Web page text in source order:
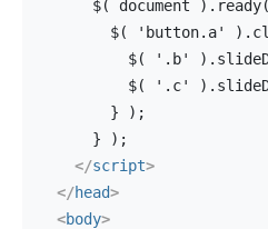
$( document
$( 'button.a'
$( '.b'
$( '.c'
        } );
      } );
</script>
</head>
<body>